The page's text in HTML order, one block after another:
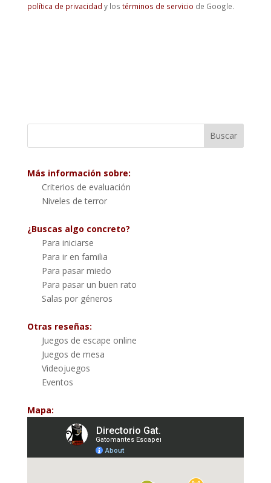
política de privacidad y los términos de servicio de Google.
Más información sobre:
Criterios de evaluación
Niveles de terror
¿Buscas algo concreto?
Para iniciarse
Para ir en familia
Para pasar miedo
Para pasar un buen rato
Salas por géneros
Otras reseñas:
Juegos de escape online
Juegos de mesa
Videojuegos
Eventos
Mapa: